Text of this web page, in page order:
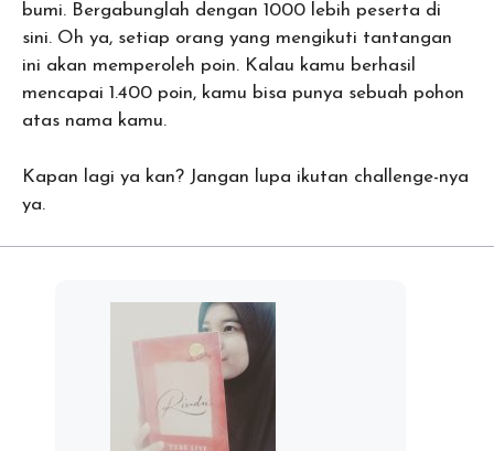
bumi. Bergabunglah dengan 1000 lebih peserta di
sini. Oh ya, setiap orang yang mengikuti tantangan
ini akan memperoleh poin. Kalau kamu berhasil
mencapai 1.400 poin, kamu bisa punya sebuah pohon
atas nama kamu.
Kapan lagi ya kan? Jangan lupa ikutan challenge-nya
ya.